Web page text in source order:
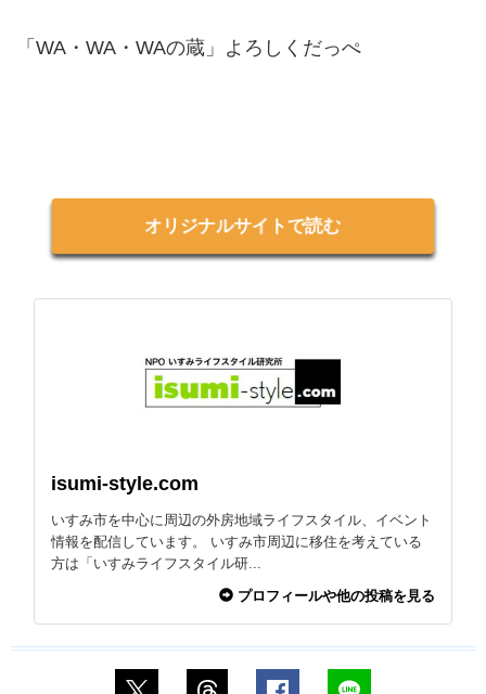
「WA・WA・WAの蔵」よろしくだっぺ
オリジナルサイトで読む
isumi-style.com
いすみ市を中心に周辺の外房地域ライフスタイル、イベント
情報を配信しています。 いすみ市周辺に移住を考えている
方は「いすみライフスタイル研...
プロフィールや他の投稿を見る